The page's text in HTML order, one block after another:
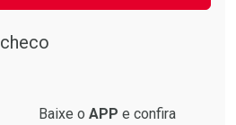
Baixe o APP e confira